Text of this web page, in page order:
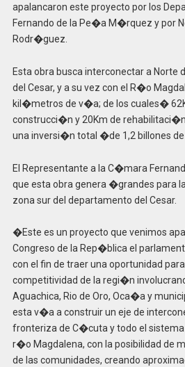
apalancaron este proyecto por los
Fernando de la Pe�a M�rquez y por
Rodr�guez.
Esta obra busca interconectar a Norte
del Cesar, y a su vez con el R�o
kil�metros de v�a; de los cuales�
construcci�n y 20Km de
una inversi�n total �de 1,2 billones de
El Representante a la C�mara
que esta obra genera �grandes para
zona sur del departamento del Cesar.
�Este es un proyecto que venimos
Congreso de la Rep�blica el
con el fin de traer una oportunidad
competitividad de la regi�n
Aguachica, Rio de Oro, Oca�a y
esta v�a a construir un eje de
fronteriza de C�cuta y todo el
r�o Magdalena, con la posibilidad de
de las comunidades, creando